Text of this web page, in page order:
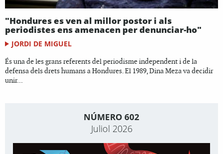
"Hondures es ven al millor postor i als
periodistes ens amenacen per denunciar-ho"
JORDI DE MIGUEL
És una de les grans referents del periodisme independent i de la
defensa dels drets humans a Hondures. El 1989, Dina Meza va decidir
unir...
NÚMERO 602
Juliol 2026